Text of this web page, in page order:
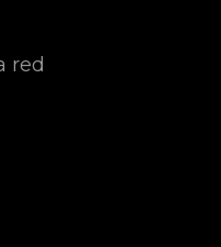
red